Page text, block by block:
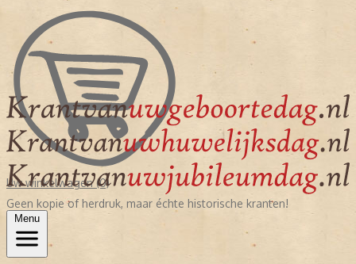
Uw winkelwagen (0)
Geen kopie of herdruk, maar échte historische kranten!
Menu